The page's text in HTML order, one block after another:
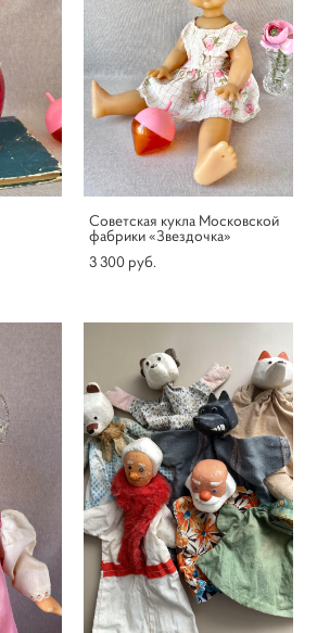
Советская кукла Московской
фабрики «Звездочка»
3 300 pуб.